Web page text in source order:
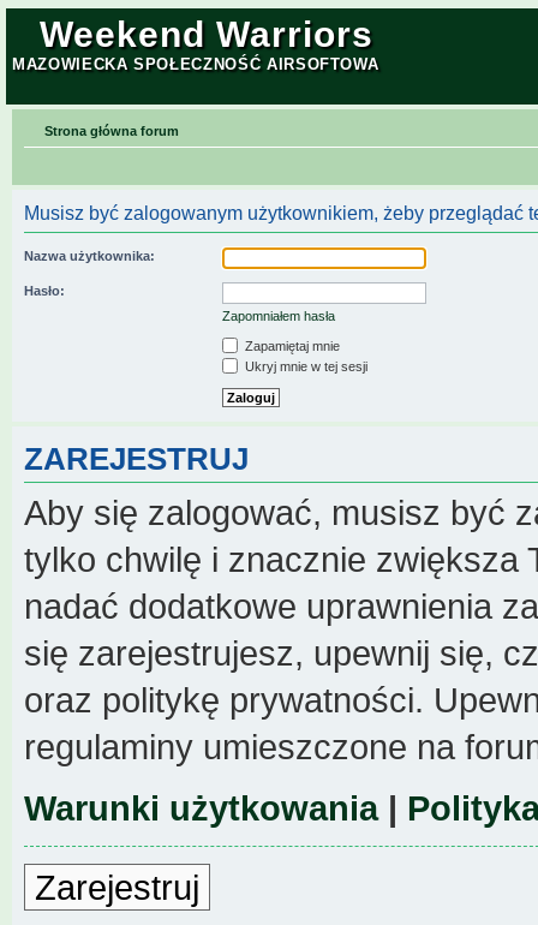
Weekend Warriors
MAZOWIECKA SPOŁECZNOŚĆ AIRSOFTOWA
Strona główna forum
Musisz być zalogowanym użytkownikiem, żeby przeglądać
Nazwa użytkownika:
Hasło:
Zapomniałem hasła
Zapamiętaj mnie
Ukryj mnie w tej sesji
ZAREJESTRUJ
Aby się zalogować, musisz być
tylko chwilę i znacznie zwiększa
nadać dodatkowe uprawnienia
się zarejestrujesz, upewnij się,
oraz politykę prywatności.
regulaminy umieszczone na
Warunki użytkowania|
Zarejestruj